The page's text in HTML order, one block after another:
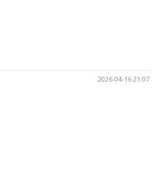
2026-04-16 21:07